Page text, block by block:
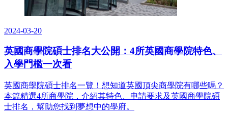
2024-03-20
英國商學院碩士排名大公開：4所英國商學院特色、
入學門檻一次看
英國商學院碩士排名一覽！想知道英國頂尖商學院有哪些嗎？
本篇精選4所商學院，介紹其特色、申請要求及英國商學院碩
士排名，幫助您找到夢想中的學府。